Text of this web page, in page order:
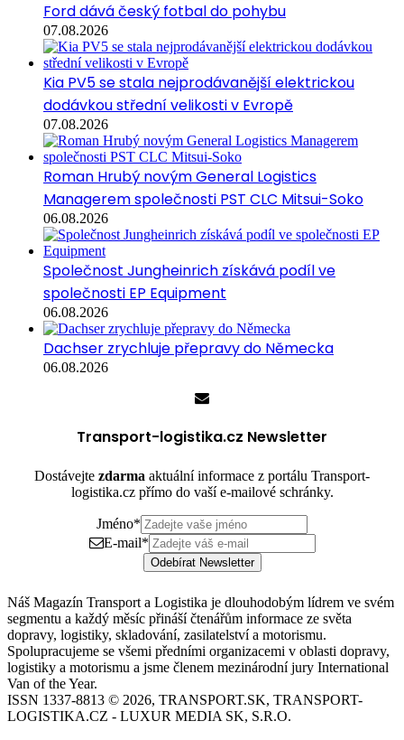
Ford dává český fotbal do pohybu
07.08.2026
Kia PV5 se stala nejprodávanější elektrickou
dodávkou střední velikosti v Evropě
07.08.2026
Roman Hrubý novým General Logistics
Managerem společnosti PST CLC Mitsui-Soko
06.08.2026
Společnost Jungheinrich získává podíl ve
společnosti EP Equipment
06.08.2026
Dachser zrychluje přepravy do Německa
06.08.2026
Transport-logistika.cz Newsletter
Dostávejte zdarma aktuální informace z portálu Transport-
logistika.cz přímo do vaší e-mailové schránky.
Jméno*
E-mail*
Odebírat Newsletter
Náš Magazín Transport a Logistika je dlouhodobým lídrem ve svém
segmentu a každý měsíc přináší čtenářům informace ze světa
dopravy, logistiky, skladování, zasilatelství a motorismu.
Spolupracujeme se všemi předními organizacemi v oblasti dopravy,
logistiky a motorismu a jsme členem mezinárodní jury International
Van of the Year.
ISSN 1337-8813 © 2026, TRANSPORT.SK, TRANSPORT-
LOGISTIKA.CZ - LUXUR MEDIA SK, S.R.O.